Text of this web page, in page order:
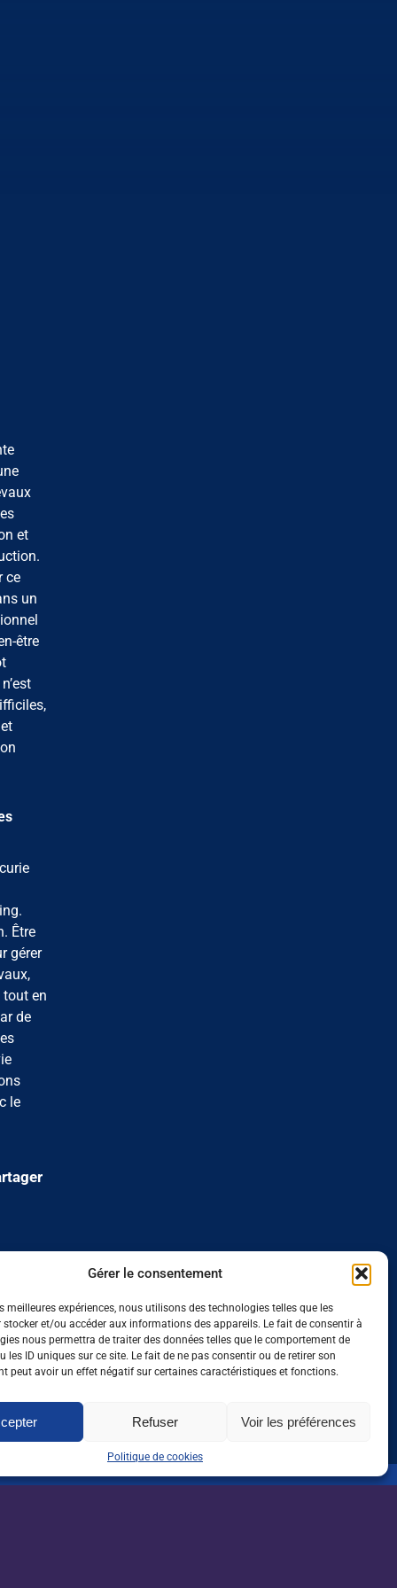
Gérer le consentement
meilleures expériences, nous utilisons des technologies telles que les
stocker et/ou accéder aux informations des appareils. Le fait de consentir à
nous permettra de traiter des données telles que le comportement de
les ID uniques sur ce site. Le fait de ne pas consentir ou de retirer son
peut avoir un effet négatif sur certaines caractéristiques et fonctions.
Refuser Voir les préférences
Politique de cookies
et
ce
un
être
Être
gérer
tout en
de
le
en élevage en
F/H
Talent acquisition
de sourcing F/H